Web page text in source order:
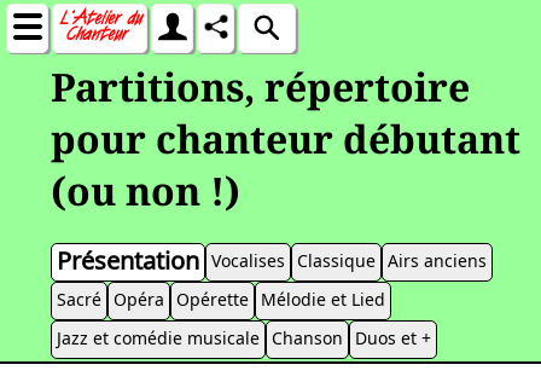
Partitions, répertoire
pour chanteur débutant
(ou non !)
Présentation Vocalises Classique Airs anciens
Sacré Opéra Opérette Mélodie et Lied
Jazz et comédie musicale Chanson Duos et +